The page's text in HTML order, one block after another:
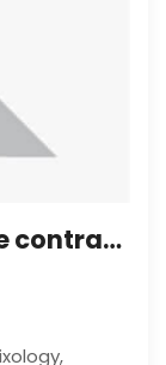
Archie Comics reînnoiește contractul de distribuție a comixologiei, precum și extinde problemele unice la Amazon